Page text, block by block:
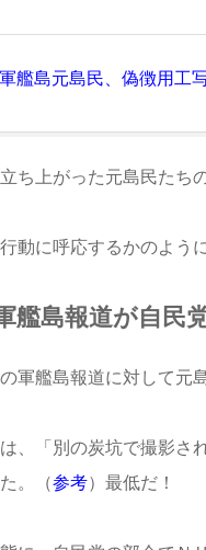
軍艦島元島民、偽徴用工
ち上がった元島民たち
動に呼応するかのよう
艦島報道が自民
軍艦島報道に対して元
、「別の炭坑で撮影さ
。（参考）最低だ！